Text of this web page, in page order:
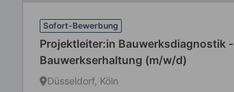
Sofort-Bewerbung
Projektleiter:in Bauwerksdiagnostik -
Bauwerkserhaltung (m/w/d)
Düsseldorf, Köln